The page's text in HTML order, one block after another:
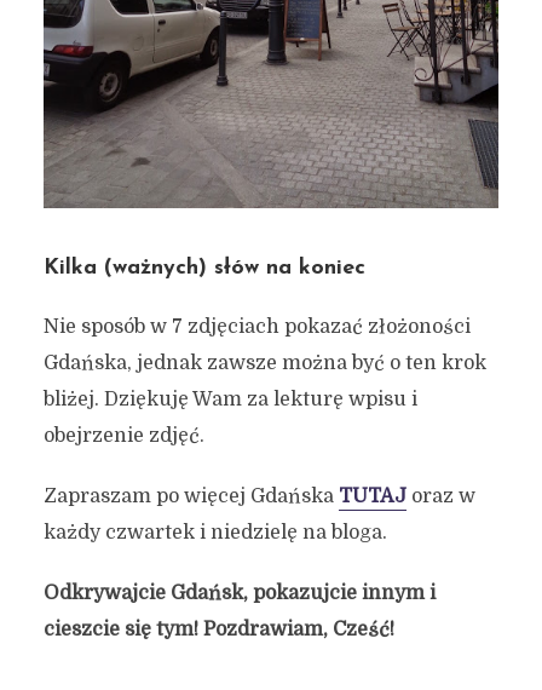
Kilka (ważnych) słów na koniec
Nie sposób w 7 zdjęciach pokazać złożoności
Gdańska, jednak zawsze można być o ten krok
bliżej. Dziękuję Wam za lekturę wpisu i
obejrzenie zdjęć.
Zapraszam po więcej Gdańska TUTAJ oraz w
każdy czwartek i niedzielę na bloga.
Odkrywajcie Gdańsk, pokazujcie innym i
cieszcie się tym! Pozdrawiam, Cześć!